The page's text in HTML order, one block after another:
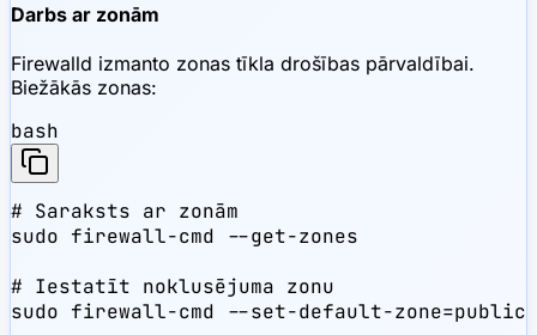
Darbs ar zonām
Firewalld izmanto zonas tīkla drošības pārvaldībai.
Biežākās zonas:
bash
# Saraksts ar zonām
sudo firewall-cmd --get-zones
# Iestatīt noklusējuma zonu
sudo firewall-cmd --set-default-zone=public